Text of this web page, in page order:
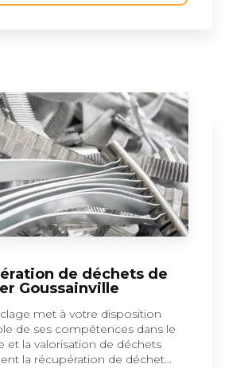
de déchets de
Goussainville
met à votre disposition
de ses compétences dans le
et la valorisation de déchets
la récupération de déchet...